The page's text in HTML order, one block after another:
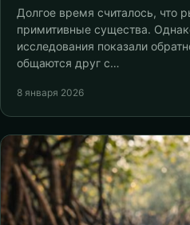
Долгое время считалось, что
примитивные существа.
исследования показали
общаются друг с…
8 января 2026